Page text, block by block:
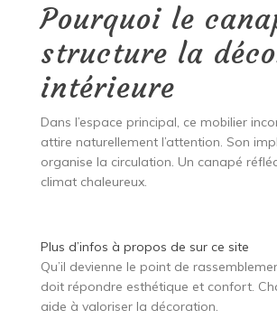
Pourquoi le
structure la
intérieure
Dans l’espace principal, ce mobilier
attire naturellement l’attention. Son
organise la circulation. Un canapé
climat chaleureux.
Plus d’infos à propos de sur ce site
Qu’il devienne le point de
doit répondre esthétique et confort.
aide à valoriser la décoration.